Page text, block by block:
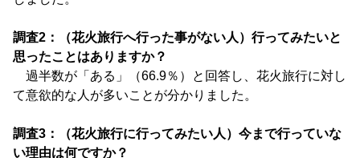
調査2：（花火旅行へ行った事がない人）行ってみたいと
思ったことはありますか？
過半数が「ある」（66.9％）と回答し、花火旅行に対し
て意欲的な人が多いことが分かりました。
調査3：（花火旅行に行ってみたい人）今まで行っていな
い理由は何ですか？